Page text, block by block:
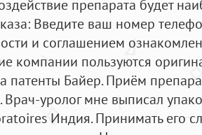
препарата будет
Введите ваш номер
и соглашением
компании пользуются
патенты Байер. Приём
Врач-уролог мне выписал
Индия. Принимать его